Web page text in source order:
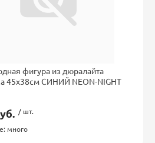
фигура из дюралайта
45x38см СИНИЙ NEON-NIGHT
/ шт.
много